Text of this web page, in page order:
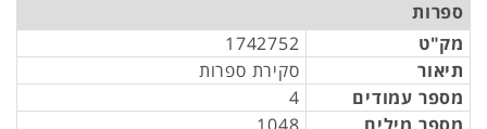
ספרות
מק"ט
1742752
תיאור
סקירת ספרות
מספר עמודים
4